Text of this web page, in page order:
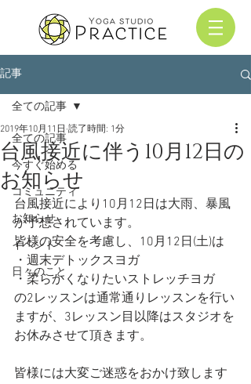
記事
全ての記事
今すぐ始める
コミュニティ
お知らせ
イベント
日々のこと
全ての記事
台風接近に伴う10月12日の
お知らせ
2019年10月11日 読了時間: 1分
台風接近により10月12日は大雨、暴風
が予想されています。
皆様の安全を考慮し、10月12日(土)は
・週末デトックスヨガ
・柔らかくなりたいストレッチヨガ
の2レッスンは通常通りレッスンを行い
ますが、3レッスン目以降はスタジオを
お休みさせて頂きます。
皆様には大変ご迷惑をおかけ致します